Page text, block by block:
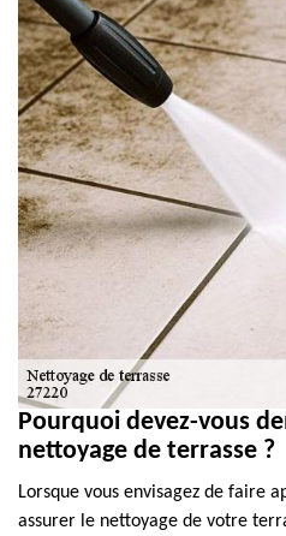
Pourquoi devez-vous
nettoyage de terrasse ?
Lorsque vous envisagez de faire
assurer le nettoyage de votre